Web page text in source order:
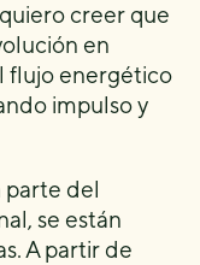
creer que
en
flujo energético
impulso y
parte del
se están
A partir de